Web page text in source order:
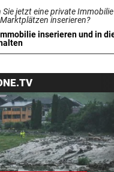
muss für
Gefängnis
FÜR RETTER
WERTE: vor 18
Badesee muss
werden
vor
jetzt eine private
inserieren?
inserieren und in
öffnen